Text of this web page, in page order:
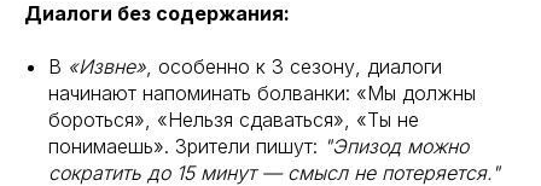
Диалоги без содержания:
В «Извне», особенно к 3 сезону, диалоги
начинают напоминать болванки: «Мы должны
бороться», «Нельзя сдаваться», «Ты не
понимаешь». Зрители пишут: "Эпизод можно
сократить до 15 минут — смысл не потеряется."